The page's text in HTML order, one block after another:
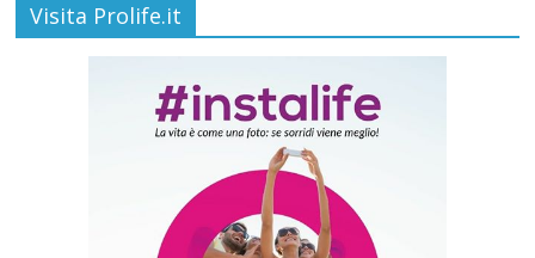
Visita Prolife.it